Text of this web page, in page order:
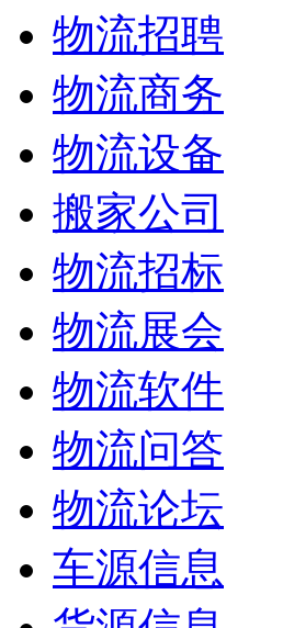
物流招聘
物流商务
物流设备
搬家公司
物流招标
物流展会
物流软件
物流问答
物流论坛
车源信息